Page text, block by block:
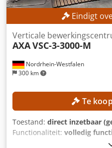
mm MACHINEGEGEVENS
Hydraulisch Chjdjznkpvopfx
400 V Frequentie: 50 Hz
Nominale debiet: 7.000
Eindigt
Nordrhein-Westfalen
300 km
Verticale
AXAVSC-3-3000-M
Te
Toestand: direct inzetbaar
Functionaliteit: volledig
, verplaatsing